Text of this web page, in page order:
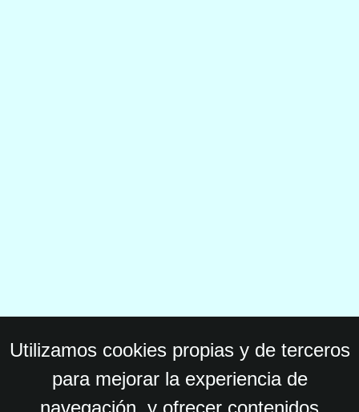
Utilizamos cookies propias y de terceros
para mejorar la experiencia de
navegación, y ofrecer contenidos